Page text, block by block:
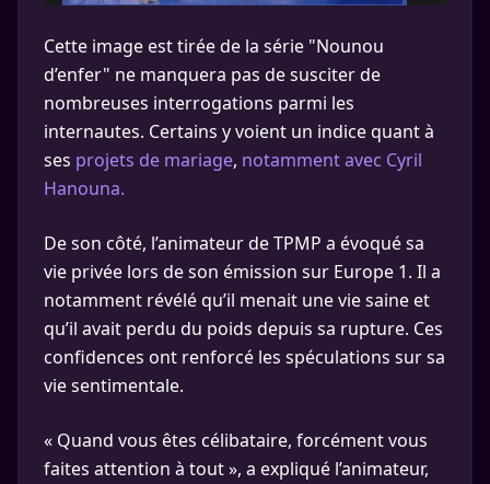
Cette image est tirée de la série "Nounou
d’enfer" ne manquera pas de susciter de
nombreuses interrogations parmi les
internautes. Certains y voient un indice quant à
ses projets de mariage, notamment avec Cyril
Hanouna.
De son côté, l’animateur de TPMP a évoqué sa
vie privée lors de son émission sur Europe 1. Il a
notamment révélé qu’il menait une vie saine et
qu’il avait perdu du poids depuis sa rupture. Ces
confidences ont renforcé les spéculations sur sa
vie sentimentale.
« Quand vous êtes célibataire, forcément vous
faites attention à tout », a expliqué l’animateur,